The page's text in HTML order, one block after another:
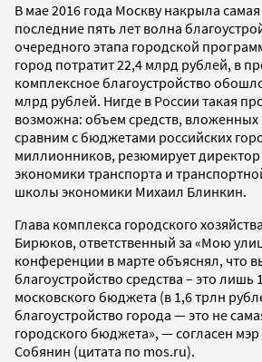
В мае 2016 года Москву накрыла
последние пять лет волна
очередного этапа городской
город потратит 22,4 млрд рублей, в
комплексное благоустройство
млрд рублей. Нигде в России такая
возможна: объем средств,
сравним с бюджетами российских
миллионников, резюмирует директор
экономики транспорта и
школы экономики Михаил Блинкин.
Глава комплекса городского
Бирюков, ответственный за «Мою
конференции в марте объяснял, что
благоустройство средства – это лишь
московского бюджета (в 1,6 трлн
благоустройство города — это не
городского бюджета», — согласен
Собянин (цитата по mos.ru).